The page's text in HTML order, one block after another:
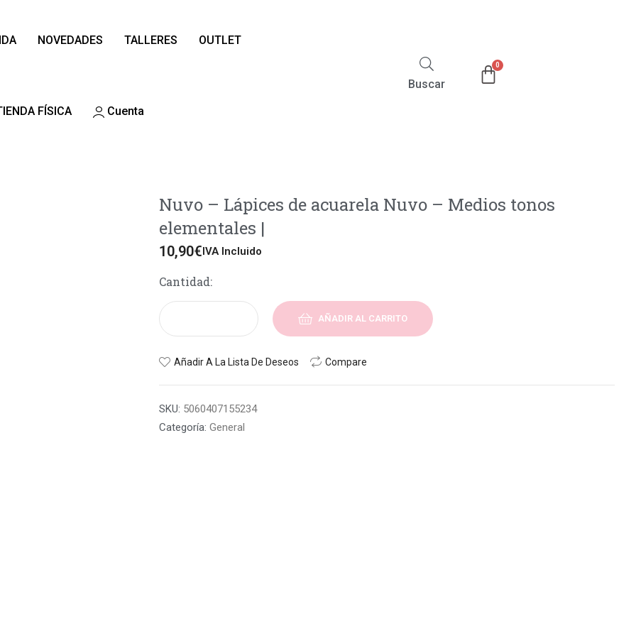
NOVEDADES TALLERES OUTLET
FÍSICA Cuenta
Buscar
Nuvo – Lápices de acuarela Nuvo – Medios tonos
elementales |
10,90€IVA Incluido
Cantidad:
AÑADIR AL CARRITO
Añadir A La Lista De Deseos Compare
SKU: 5060407155234
Categoría: General